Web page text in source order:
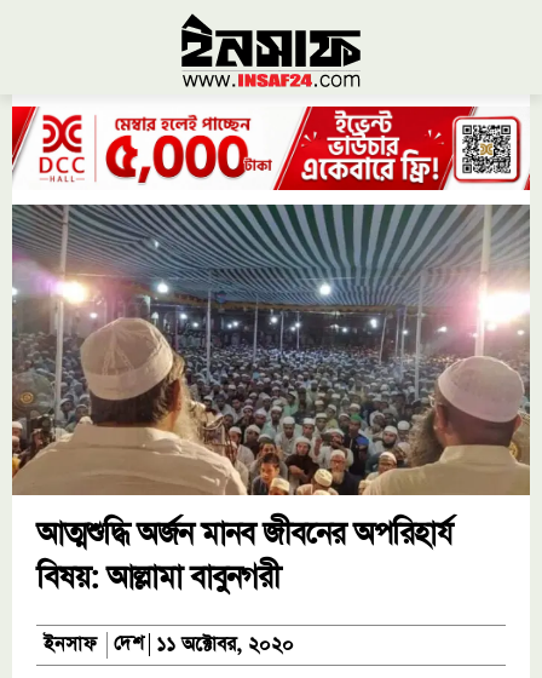
আত্মশুদ্ধি অর্জন মানব জীবনের অপরিহার্য
বিষয়: আল্লামা বাবুনগরী
ইনসাফ দেশ ১১ অক্টোবর, ২০২০